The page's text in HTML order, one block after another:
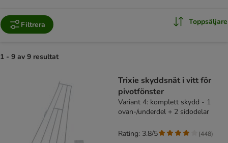
Filtrera Toppsäljare
1 - 9 av 9 resultat
Trixie skyddsnät i vitt för
pivotfönster
Variant 4: komplett skydd - 1
ovan-/underdel + 2 sidodelar
Rating: 3.8/5 (448)